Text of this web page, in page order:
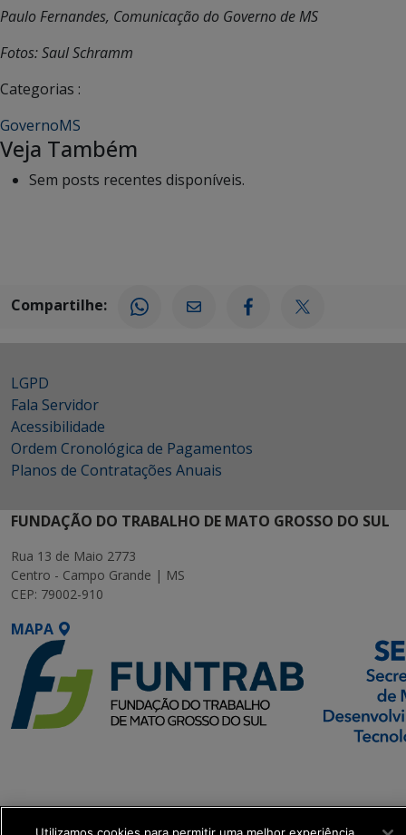
Paulo Fernandes, Comunicação do Governo de MS
Fotos: Saul Schramm
Categorias :
GovernoMS
Veja Também
Sem posts recentes disponíveis.
Compartilhe:
LGPD
Fala Servidor
Acessibilidade
Ordem Cronológica de Pagamentos
Planos de Contratações Anuais
FUNDAÇÃO DO TRABALHO DE MATO GROSSO DO SUL
Rua 13 de Maio 2773
Centro - Campo Grande | MS
CEP: 79002-910
MAPA
Transformação Digital